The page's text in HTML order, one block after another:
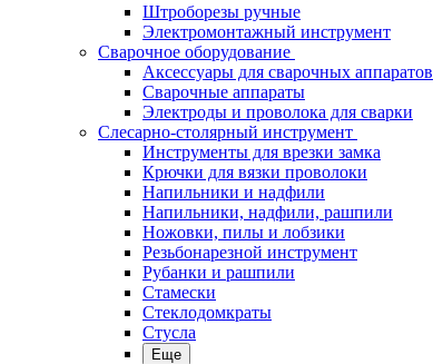
Штроборезы ручные
Электромонтажный инструмент
Сварочное оборудование
Аксессуары для сварочных аппаратов
Сварочные аппараты
Электроды и проволока для сварки
Слесарно-столярный инструмент
Инструменты для врезки замка
Крючки для вязки проволоки
Напильники и надфили
Напильники, надфили, рашпили
Ножовки, пилы и лобзики
Резьбонарезной инструмент
Рубанки и рашпили
Стамески
Стеклодомкраты
Стусла
Еще